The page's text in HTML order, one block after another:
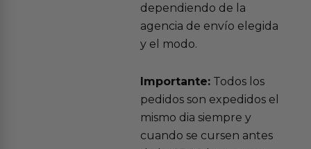
dependiendo de la
agencia de envío elegida
y el modo.
Importante:Todos los
pedidos son expedidos el
mismo dia siempre y
cuando se cursen antes